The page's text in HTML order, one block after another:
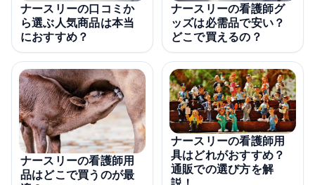
ナースリーの口コミか
ら選ぶ人気商品は本当
におすすめ？
ナースリーの看護師グ
ッズは必需品で安い？
どこで買えるの？
ナースリーの看護師用
品はどこで買うのが最
ナースリーの看護師用
具はどれがおすすめ？
通販での選び方を解